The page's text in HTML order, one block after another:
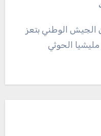
الحوثي